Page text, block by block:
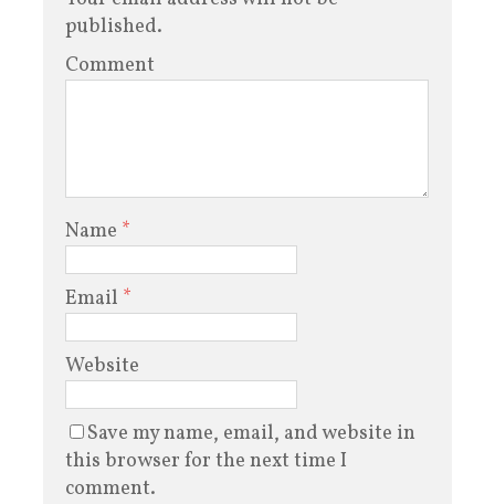
published.
Comment
Name *
Email *
Website
Save my name, email, and website in
this browser for the next time I
comment.